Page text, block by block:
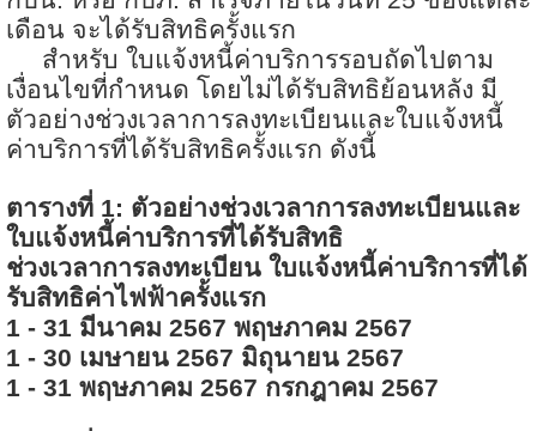
เดือน จะได้รับสิทธิครั้งแรก
สำหรับ ใบแจ้งหนี้ค่าบริการรอบถัดไปตาม
เงื่อนไขที่กำหนด โดยไม่ได้รับสิทธิย้อนหลัง มี
ตัวอย่างช่วงเวลาการลงทะเบียนและใบแจ้งหนี้
ค่าบริการที่ได้รับสิทธิครั้งแรก ดังนี้
ตารางที่ 1: ตัวอย่างช่วงเวลาการลงทะเบียนและ
ใบแจ้งหนี้ค่าบริการที่ได้รับสิทธิ
ช่วงเวลาการลงทะเบียน ใบแจ้งหนี้ค่าบริการที่ได้
รับสิทธิค่าไฟฟ้าครั้งแรก
1 - 31 มีนาคม 2567 พฤษภาคม 2567
1 - 30 เมษายน 2567 มิถุนายน 2567
1 - 31 พฤษภาคม 2567 กรกฎาคม 2567